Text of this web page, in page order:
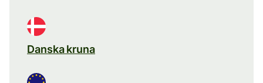
Danska kruna